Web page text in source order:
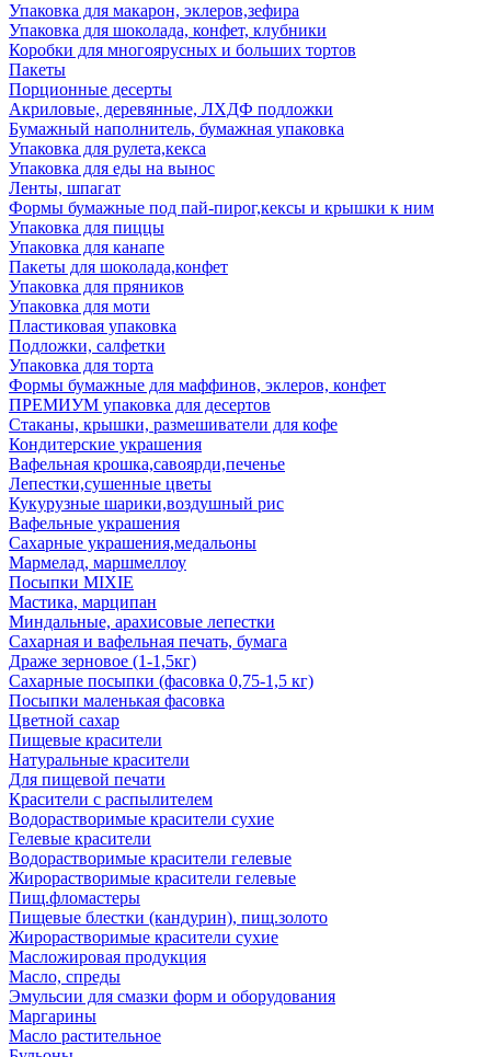
Упаковка для макарон, эклеров,зефира
Упаковка для шоколада, конфет, клубники
Коробки для многоярусных и больших тортов
Пакеты
Порционные десерты
Акриловые, деревянные, ЛХДФ подложки
Бумажный наполнитель, бумажная упаковка
Упаковка для рулета,кекса
Упаковка для еды на вынос
Ленты, шпагат
Формы бумажные под пай-пирог,кексы и крышки к ним
Упаковка для пиццы
Упаковка для канапе
Пакеты для шоколада,конфет
Упаковка для пряников
Упаковка для моти
Пластиковая упаковка
Подложки, салфетки
Упаковка для торта
Формы бумажные для маффинов, эклеров, конфет
ПРЕМИУМ упаковка для десертов
Стаканы, крышки, размешиватели для кофе
Кондитерские украшения
Вафельная крошка,савоярди,печенье
Лепестки,сушенные цветы
Кукурузные шарики,воздушный рис
Вафельные украшения
Сахарные украшения,медальоны
Мармелад, маршмеллоу
Посыпки MIXIE
Мастика, марципан
Миндальные, арахисовые лепестки
Сахарная и вафельная печать, бумага
Драже зерновое (1-1,5кг)
Сахарные посыпки (фасовка 0,75-1,5 кг)
Посыпки маленькая фасовка
Цветной сахар
Пищевые красители
Натуральные красители
Для пищевой печати
Красители с распылителем
Водорастворимые красители сухие
Гелевые красители
Водорастворимые красители гелевые
Жирорастворимые красители гелевые
Пищ.фломастеры
Пищевые блестки (кандурин), пищ.золото
Жирорастворимые красители сухие
Масложировая продукция
Масло, спреды
Эмульсии для смазки форм и оборудования
Маргарины
Масло растительное